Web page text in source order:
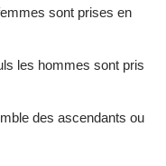
sont prises en
les hommes sont pris
des ascendants ou